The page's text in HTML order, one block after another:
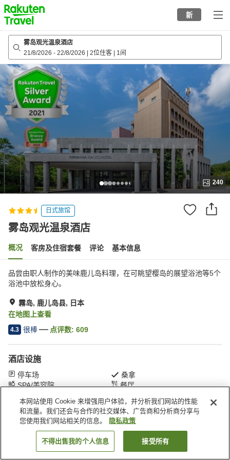
to
top
page
新
雾岛观光温泉酒店
21/8/2026 - 22/8/2026 2位住客 1间
240
日式旅馆
雾岛观光温泉酒店
概况 客房及住宿套餐 评论 基本信息
品尝由职人制作的美味鹿儿岛料理，在可眺望樱岛的展望浴池等5个
浴池中放松身心。
霧岛, 鹿儿岛县, 日本
在地图上查看
4.3 很棒 点评数: 609
酒店设施
停车场
桑拿
SPA/美容院
餐厅
首页 日本 鹿儿岛县 霧岛 雾岛观光温泉酒店
搜索客房
本网站使用 Cookie 来增强用户体验，并分析我们网站的性能
和流量。我们还会与合作的社交媒体、广告商和分析商分享与
您使用我们网站相关的信息。
隐私政策
不得出售我的个人信息 接受所有